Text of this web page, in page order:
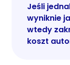
Jeśli
wyniknie
wtedy
koszt